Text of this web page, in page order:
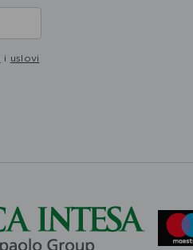
i uslovi